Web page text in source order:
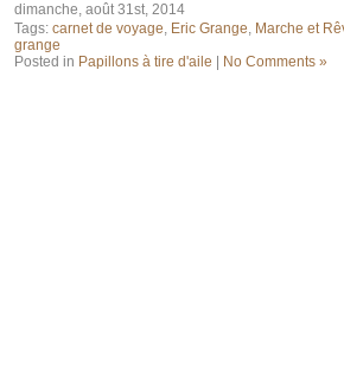
dimanche, août 31st, 2014
Tags: carnet de voyage, Eric Grange, Marche et
grange
Posted in Papillons à tire d'aile No Comments »